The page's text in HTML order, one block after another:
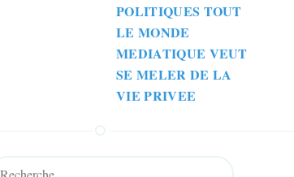
POLITIQUES TOUT
LE MONDE
MEDIATIQUE VEUT
SE MELER DE LA
VIE PRIVEE